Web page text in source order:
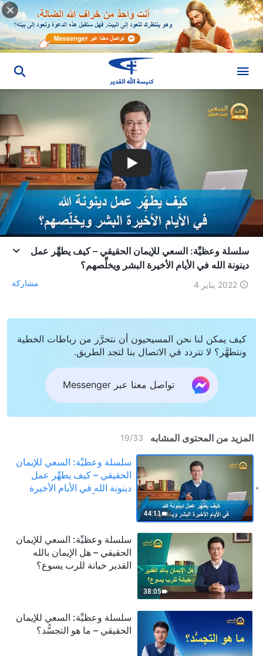
سلسلة وعظيِّة: السعي للإيمان الحقيقي – كيف يطهِّر عمل
دينونة الله في الأيام الأخيرة البشر ويخلِّصهم؟
2022 يناير 4 مشاركة
كيف يمكن لنا نحن المسيحيون أن نتحرَّر من رباطات الخطية
ونتطهَّر؟ لا تتردد في الاتصال بنا لتجد الطريق.
تواصل معنا عبر Messenger
المزيد من المحتوى المشابه 19/33
44:11
سلسلة وعظيِّة: السعي للإيمان
الحقيقي – كيف يطهِّر عمل
دينونة الله في الأيام الأخيرة
38:05
سلسلة وعظيِّة: السعي للإيمان
الحقيقي – هل الإيمان بالله
القدير خيانة للرب يسوع؟
سلسلة وعظيِّة: السعي للإيمان
الحقيقي – ما هو التجسُّد؟